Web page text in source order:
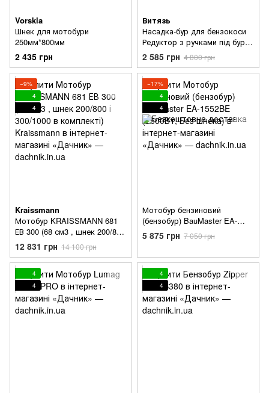
Vorskla
Шнек для мотобури
250мм*800мм
2 435 грн
Витязь
Насадка-бур для бензокоси
Редуктор з ручками під бури
(Верхнє розташування
двигуна)
2 585 грн 4 800 грн
−9%
4
4
Kraissmann
Мотобур KRAISSMANN 681
ЕВ 300 (68 см3 , шнек 200/800
і 300/1000 в комплекті)
12 831 грн 14 100 грн
−17%
4
4
Мотобур бензиновий
(бензобур) BauMaster EA-
1552BE (2500Вт, Без шнека)
5 875 грн 7 050 грн
4
4
4
4